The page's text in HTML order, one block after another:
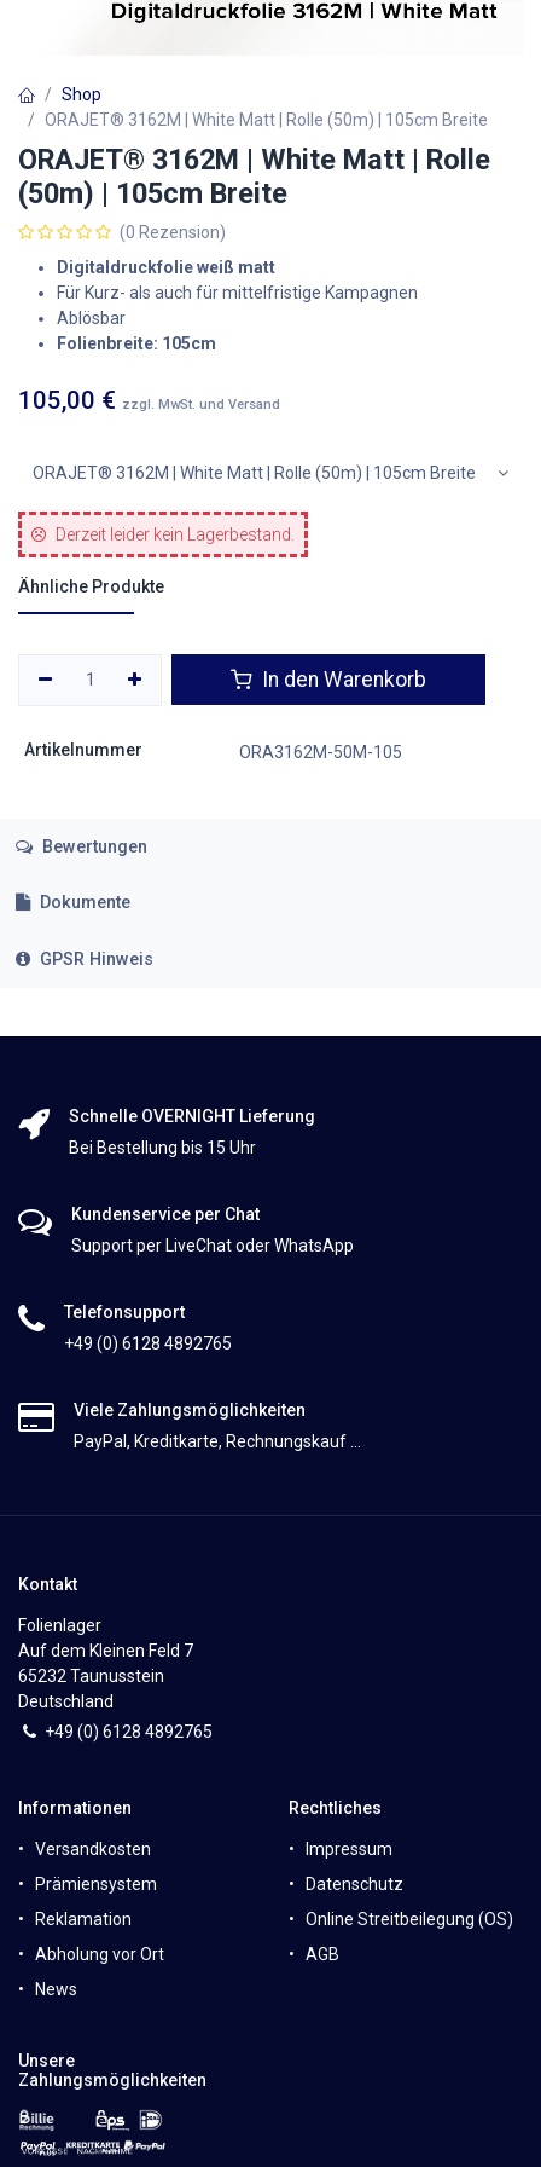
Shop
ORAJET® 3162M | White Matt | Rolle (50m) | 105cm Breite
ORAJET® 3162M | White Matt | Rolle
(50m) | 105cm Breite
(0 Rezension)
Digitaldruckfolie weiß matt
Für Kurz- als auch für mittelfristige Kampagnen
Ablösbar
Folienbreite: 105cm
105,00 € zzgl. MwSt. und Versand
ORAJET® 3162M | White Matt | Rolle (50m) | 105cm Breite
Derzeit leider kein Lagerbestand.
Ähnliche Produkte
In den Warenkorb
Artikelnummer ORA3162M-50M-105
Bewertungen
Dokumente
GPSR Hinweis
Schnelle OVERNIGHT Lieferung
Bei Bestellung bis 15 Uhr
Kundenservice per Chat
Support per LiveChat oder WhatsApp
Telefonsupport
+49 (0) 6128 4892765
Viele Zahlungsmöglichkeiten
PayPal, Kreditkarte, Rechnungskauf ...
Kontakt
Folienlager
Auf dem Kleinen Feld 7
65232 Taunusstein
Deutschland
+49 (0) 6128 4892765
Informationen
Versandkosten
Prämiensystem
Reklamation
Abholung vor Ort
News
Rechtliches
Impressum
Datenschutz
Online Streitbeilegung (OS)
AGB
Unsere
Zahlungsmöglichkeiten